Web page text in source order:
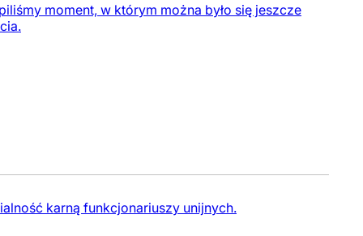
moment, w którym można było się jeszcze
karną funkcjonariuszy unijnych.